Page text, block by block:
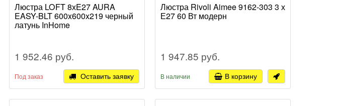
Люстра LOFT 8хE27 AURA
EASY-BLT 600x600x219 черный
латунь InHome
1 952.46 руб.
Под заказ Оставить заявку
Люстра Rivoli Aimee 9162-303 3 х
Е27 60 Вт модерн
1 947.85 руб.
В наличии В корзину